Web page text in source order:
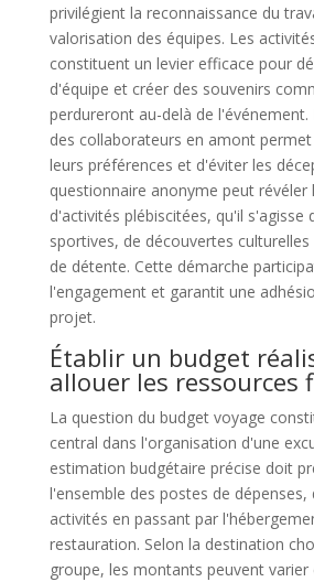
privilégient la reconnaissance du
valorisation des équipes. Les
constituent un levier efficace pour
d'équipe et créer des souvenirs
perdureront au-delà de
des collaborateurs en amont
leurs préférences et d'éviter les
questionnaire anonyme peut révéler
d'activités plébiscitées, qu'il s'agisse
sportives, de découvertes
de détente. Cette démarche
l'engagement et garantit une
projet.
Établir un budget
allouer les ressources
La question du budget voyage
central dans l'organisation d'une
estimation budgétaire précise doit
l'ensemble des postes de
activités en passant par
restauration. Selon la destination
groupe, les montants peuvent varier